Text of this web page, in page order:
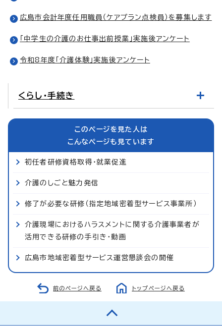
広島市会計年度任用職員（ケアプラン点検員）を募集します
「中学生の介護のお仕事出前授業」実施後アンケート
令和8年度「介護体験」実施後アンケート
くらし・手続き
このページを見た人は
こんなページも見ています
初任者研修資格取得・就業促進
介護のしごと魅力発信
修了が必要な研修（指定地域密着型サービス事業所）
介護現場におけるハラスメントに関する介護事業者が
活用できる研修の手引き・動画
広島市地域密着型サービス運営懇談会の開催
前のページへ戻る トップページへ戻る